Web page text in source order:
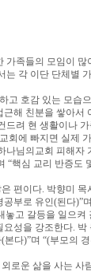
가족들의 모임이 많
는 각 이단 단체별
고 호감 있는 모습
해 친분을 쌓아서
드려 현 생활이나
회에 빠지면 실제
나님의교회 피해자
“핵심 교리 반증도
편이다. 박향미 목
공부로 유인(된다)”며
놓고 갈등을 일으켜
요성을 강조한다. 박
(본다)”며 “(부모의
로운 삶을 사는 사